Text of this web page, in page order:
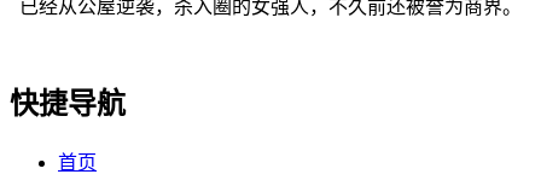
已经从公屋逆袭，杀入圈的女强人，不久前还被誉为商界。
快捷导航
首页